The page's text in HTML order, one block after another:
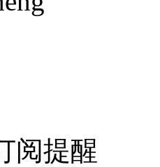
阅提醒